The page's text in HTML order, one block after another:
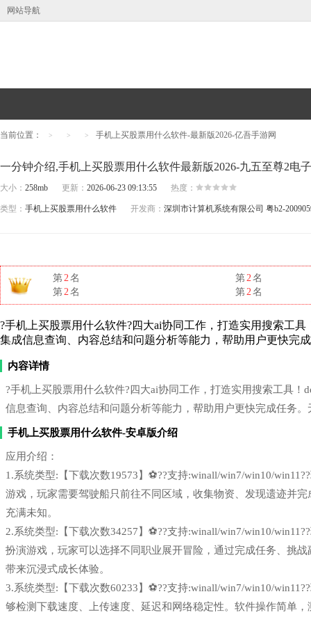
网站导航
当前位置： > > > 手机上买股票用什么软件-最新版2026-亿吾手游网
一分钟介绍,手机上买股票用什么软件最新版2026-九五至尊2电
大小： 258mb 更新： 2026-06-23 09:13:55 热度：
类型： 手机上买股票用什么软件 开发商： 深圳市计算机系统有限公司 粤b2-
第2名 第2名
第2名 第2名
?️手机上买股票用什么软件?️四大ai协同工作，打造实用搜索工具
集成信息查询、内容总结和问题分析等能力，帮助用户更快完
内容详情
?️手机上买股票用什么软件?️四大ai协同工作，打造实用搜索工具！
信息查询、内容总结和问题分析等能力，帮助用户更快完成任务
手机上买股票用什么软件-安卓版介绍
应用介绍：
1.系统类型:【下载次数19573】⚽??支持:winall/win7/win10/
游戏，玩家需要驾驶船只前往不同区域，收集物资、发现遗迹并
充满未知。
2.系统类型:【下载次数34257】⚽??支持:winall/win7/win10/
扮演游戏，玩家可以选择不同职业展开冒险，通过完成任务、挑
带来沉浸式成长体验。
3.系统类型:【下载次数60233】⚽??支持:winall/win7/win10/
够检测下载速度、上传速度、延迟和网络稳定性。软件操作简单